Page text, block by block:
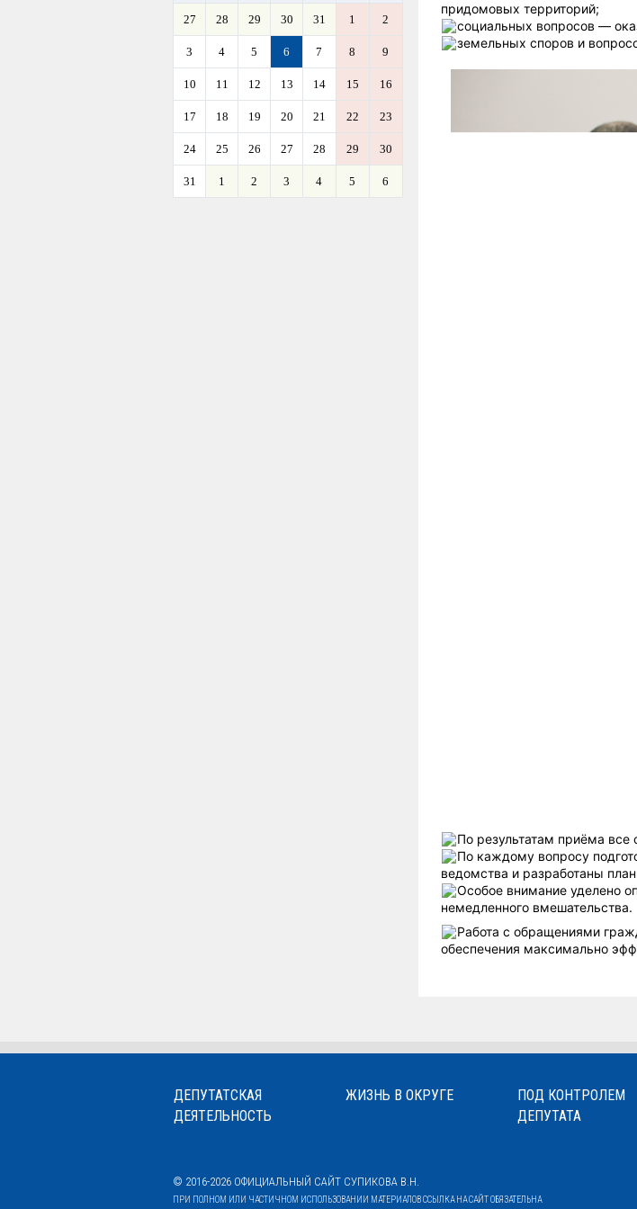
27 28 29 30 31 1 2
3 4 5 6 7 8 9
10 11 12 13 14 15 16
17 18 19 20 21 22 23
24 25 26 27 28 29 30
31 1 2 3 4 5 6
придомовых территорий;
социальных вопросов —
земельных споров и
По результатам приёма все
По каждому вопросу
ведомства и разработаны
Особое внимание уделено
немедленного вмешательства.
Работа с обращениями
обеспечения максимально
ДЕПУТАТСКАЯ
ДЕЯТЕЛЬНОСТЬ
ЖИЗНЬ В ОКРУГЕ
ПОД КОНТРОЛЕМ
ДЕПУТАТА
© 2016-2026 ОФИЦИАЛЬНЫЙ САЙТ СУПИКОВА В.Н.
ПРИ ПОЛНОМ ИЛИ ЧАСТИЧНОМ ИСПОЛЬЗОВАНИИ МАТЕРИАЛОВ ССЫЛКА НА САЙТ ОБЯЗАТЕЛЬНА